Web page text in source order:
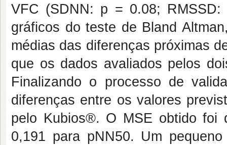
VFC (SDNN: p = 0.08;
gráficos do teste de Bland
médias das diferenças próximas
que os dados avaliados pelos
Finalizando o processo de
diferenças entre os valores
pelo Kubios®. O MSE obtido foi
0,191 para pNN50. Um